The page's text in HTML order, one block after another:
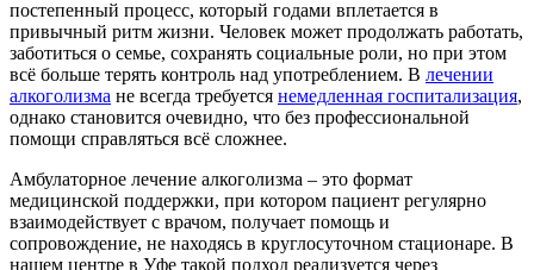
постепенный процесс, который годами вплетается в
привычный ритм жизни. Человек может продолжать работать,
заботиться о семье, сохранять социальные роли, но при этом
всё больше терять контроль над употреблением. В лечении
алкоголизма не всегда требуется немедленная госпитализация,
однако становится очевидно, что без профессиональной
помощи справляться всё сложнее.
Амбулаторное лечение алкоголизма – это формат
медицинской поддержки, при котором пациент регулярно
взаимодействует с врачом, получает помощь и
сопровождение, не находясь в круглосуточном стационаре. В
нашем центре в Уфе такой подход реализуется через